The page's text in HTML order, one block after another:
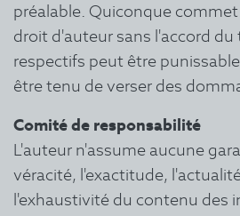
préalable. Quiconque
droit d'auteur sans l'accord
respectifs peut être
être tenu de verser des
Comité de responsabilité
L'auteur n'assume aucune
véracité, l'exactitude,
l'exhaustivité du contenu des